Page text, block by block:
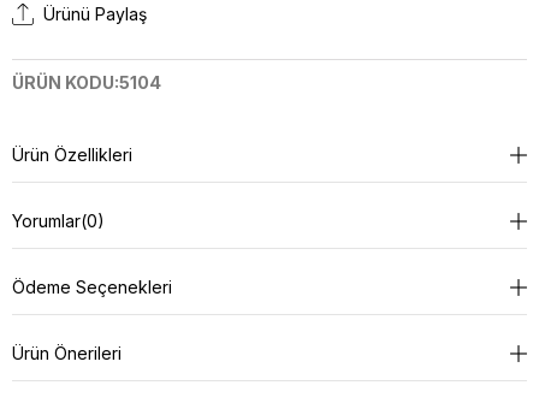
Ürünü Paylaş
ÜRÜN KODU:5104
Ürün Özellikleri
Yorumlar(0)
Ödeme Seçenekleri
Ürün Önerileri